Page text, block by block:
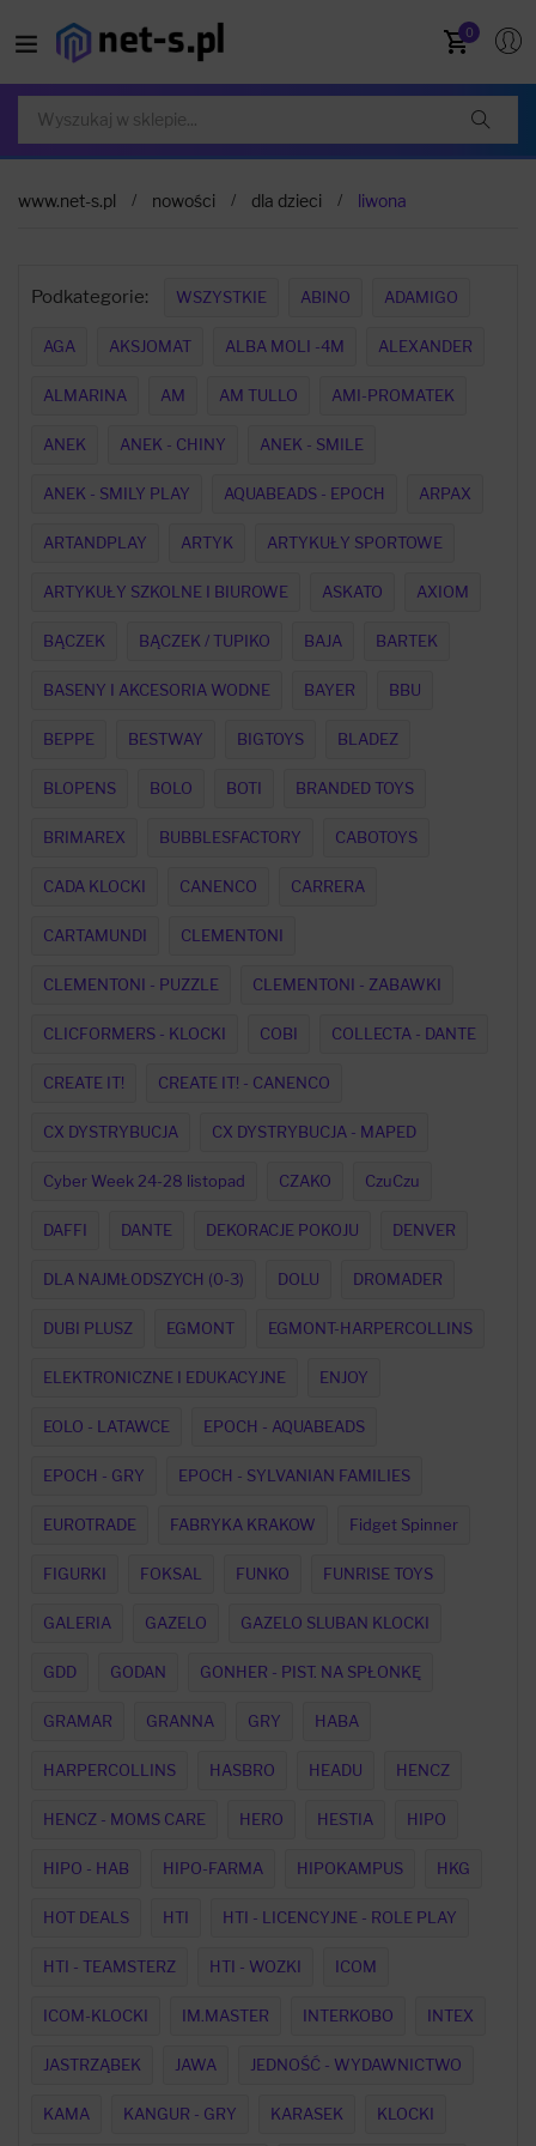
0
www.net-s.pl nowości dla dzieci liwona
Podkategorie: WSZYSTKIE ABINO ADAMIGO
AGA AKSJOMAT ALBA MOLI -4M ALEXANDER
ALMARINA AM AM TULLO AMI-PROMATEK
ANEK ANEK - CHINY ANEK - SMILE
ANEK - SMILY PLAY AQUABEADS - EPOCH ARPAX
ARTANDPLAY ARTYK ARTYKUŁY SPORTOWE
ARTYKUŁY SZKOLNE I BIUROWE ASKATO AXIOM
BĄCZEK BĄCZEK / TUPIKO BAJA BARTEK
BASENY I AKCESORIA WODNE BAYER BBU
BEPPE BESTWAY BIGTOYS BLADEZ
BLOPENS BOLO BOTI BRANDED TOYS
BRIMAREX BUBBLESFACTORY CABOTOYS
CADA KLOCKI CANENCO CARRERA
CARTAMUNDI CLEMENTONI
CLEMENTONI - PUZZLE CLEMENTONI - ZABAWKI
CLICFORMERS - KLOCKI COBI COLLECTA - DANTE
CREATE IT! CREATE IT! - CANENCO
CX DYSTRYBUCJA CX DYSTRYBUCJA - MAPED
Cyber Week 24-28 listopad CZAKO CzuCzu
DAFFI DANTE DEKORACJE POKOJU DENVER
DLA NAJMŁODSZYCH (0-3) DOLU DROMADER
DUBI PLUSZ EGMONT EGMONT-HARPERCOLLINS
ELEKTRONICZNE I EDUKACYJNE ENJOY
EOLO - LATAWCE EPOCH - AQUABEADS
EPOCH - GRY EPOCH - SYLVANIAN FAMILIES
EUROTRADE FABRYKA KRAKOW Fidget Spinner
FIGURKI FOKSAL FUNKO FUNRISE TOYS
GALERIA GAZELO GAZELO SLUBAN KLOCKI
GDD GODAN GONHER - PIST. NA SPŁONKĘ
GRAMAR GRANNA GRY HABA
HARPERCOLLINS HASBRO HEADU HENCZ
HENCZ - MOMS CARE HERO HESTIA HIPO
HIPO - HAB HIPO-FARMA HIPOKAMPUS HKG
HOT DEALS HTI HTI - LICENCYJNE - ROLE PLAY
HTI - TEAMSTERZ HTI - WOZKI ICOM
ICOM-KLOCKI IM.MASTER INTERKOBO INTEX
JASTRZĄBEK JAWA JEDNOŚĆ - WYDAWNICTWO
KAMA KANGUR - GRY KARASEK KLOCKI